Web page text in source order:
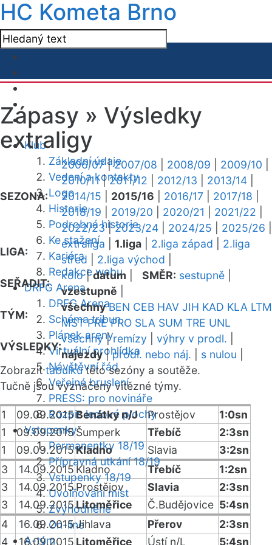
HC Kometa Brno
Klub
Základní údaje
Vedení a kontakty
Logo
Historie
Podrobná historie
Ke stažení
Kariéra
Redakce webu
DRFG Arena
DRFG Arena
Schéma tribun
Plánek areny
Virtuální prohlídka
Návštěvní řád
Veřejné bruslení
PRESS: pro novináře
Rozpis ledové plochy
Vstupenky
Permanentky 18/19
Přípravná utkání 18/19
Vstupenky 18/19
Uvolňování míst
Zvýhodněné
On-line
A-tým
Zápasy » Výsledky
extraligy
SEZONA:
2006/07|2007/08 2008/09 2009/10
2010/11|2011/12 2012/13 2013/14
2014/15
2015/16 2016/17 2017/18
2018/19
2019/20 2020/21 2021/22
2022/23|2023/24 2024/25 2025/26
LIGA:
extraliga 1.liga 2.liga západ
2.liga
střed
2.liga východ
SEŘADIT:
kolo|datum SMĚR: sestupně
vzestupně
TÝM:
všechny BEN CEB HAV JIH KAD KLA LTM
MST PRE PRO SLA SUM TRE UNL
VÝSLEDKY:
všechny|remízy výhry v prodl.
nájezdy|prodl. nebo náj. s nulou
Zobrazittabulkutéto sezóny a soutěže.
Tučně jsou vyznačeny vítězné týmy.
1 09.09.2015Benátky n/J Prostějov
1:0sn
1
09.09.2015Šumperk Třebíč
2:3sn
1
09.09.2015Kladno Slavia
3:2sn
3
14.09.2015Kladno Třebíč
1:2sn
3
14.09.2015Prostějov Slavia
2:3sn
3
14.09.2015Litoměřice Č.Budějovice 5:4sn
4
16.09.2015Jihlava Přerov
2:3sn
4
16.09.2015 Litoměřice Ústí n/L
5:4sn